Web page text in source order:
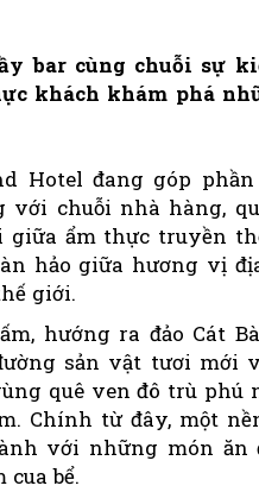
bar cùng chuỗi sự
khách khám phá
Hotel đang góp
với chuỗi nhà hàng,
giữa ẩm thực truyền
hảo giữa hương vị
giới.
hướng ra đảo Cát
sản vật tươi mới
quê ven đô trù phú
Chính từ đây, một
với những món ăn
bể.